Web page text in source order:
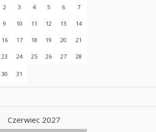
2 3 4 5 6 7
9 10 11 12 13 14
16 17 18 19 20 21
23 24 25 26 27 28
30 31
Czerwiec 2027